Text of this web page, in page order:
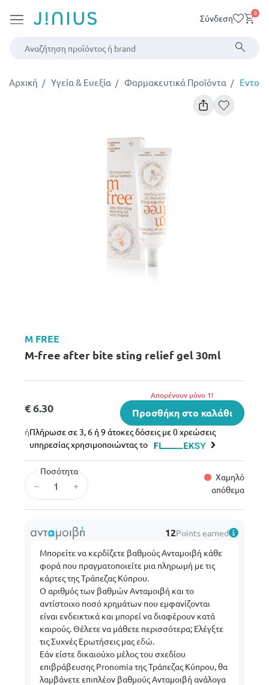
Σύνδεση 0
Αρχική Υγεία & Ευεξία Φαρμακευτικά Προϊόντα
M FREE
M-free after bite sting relief gel 30ml
€ 6.30
Aπομένουν μόνο 1!
Προσθήκη στο καλάθι
ήΠλήρωσε σε 3, 6 ή 9 άτοκες δόσεις με 0 χρεώσεις
υπηρεσίας χρησιμοποιώντας το
Ποσότητα
– +
Χαμηλό
απόθεμα
12Points earned
Μπορείτε να κερδίζετε βαθμούς Ανταμοιβή κάθε
φορά που πραγματοποιείτε μια πληρωμή με τις
κάρτες της Τράπεζας Κύπρου.
Ο αριθμός των βαθμών Ανταμοιβή και το
αντίστοιχο ποσό χρημάτων που εμφανίζονται
είναι ενδεικτικά και μπορεί να διαφέρουν κατά
καιρούς. Θέλετε να μάθετε περισσότερα; Ελέγξτε
τις Συχνές Ερωτήσεις μαςεδώ.
Εάν είστε δικαιούχο μέλος του σχεδίου
επιβράβευσης Pronomia της Τράπεζας Κύπρου, θα
λαμβάνετε επιπλέον βαθμούς Ανταμοιβή ανάλογα